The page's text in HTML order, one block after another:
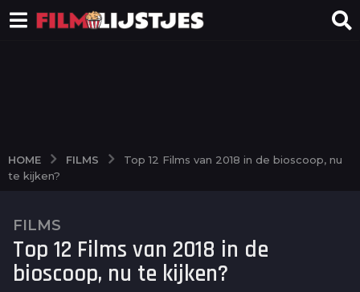
HOME FILMS
Top 12 Films van 2018 in de bioscoop, nu
te kijken?
9
j
a
a
FILMS
Top 12 Films van 2018 in de
bioscoop, nu te kijken?